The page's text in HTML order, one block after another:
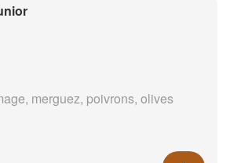
merguez, poivrons, olives